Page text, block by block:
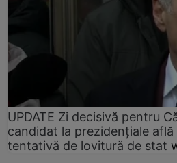
UPDATE Zi decisivă pentru
candidat la prezidențiale
tentativă de lovitură de stat